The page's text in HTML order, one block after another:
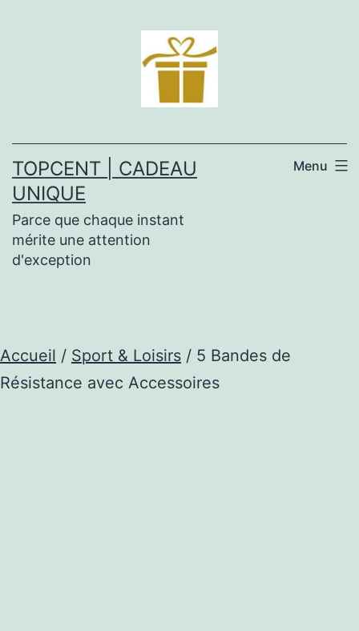
TOPCENT | CADEAU
UNIQUE
Parce que chaque instant
mérite une attention
d'exception
Menu
Accueil / Sport & Loisirs / 5 Bandes de
Résistance avec Accessoires